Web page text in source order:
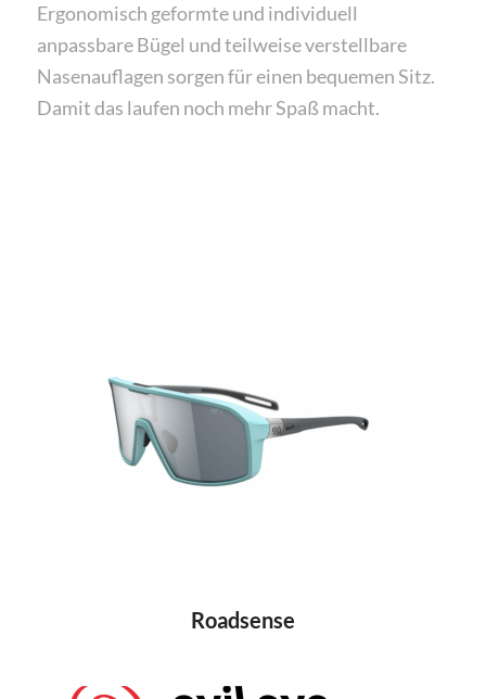
Ergonomisch geformte und individuell
anpassbare Bügel und teilweise verstellbare
Nasenauflagen sorgen für einen bequemen Sitz.
Damit das laufen noch mehr Spaß macht.
Roadsense